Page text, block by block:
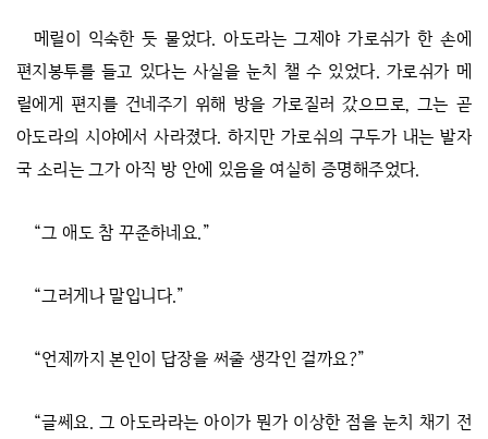
메릴이 익숙한 듯 물었다. 아도라는 그제야 가로쉬가 한 손에
편지봉투를 들고 있다는 사실을 눈치 챌 수 있었다. 가로쉬가 메
릴에게 편지를 건네주기 위해 방을 가로질러 갔으므로, 그는 곧
아도라의 시야에서 사라졌다. 하지만 가로쉬의 구두가 내는 발자
국 소리는 그가 아직 방 안에 있음을 여실히 증명해주었다.
“그 애도 참 꾸준하네요.”
“그러게나 말입니다.”
“언제까지 본인이 답장을 써줄 생각인 걸까요?”
“글쎄요. 그 아도라라는 아이가 뭔가 이상한 점을 눈치 채기 전